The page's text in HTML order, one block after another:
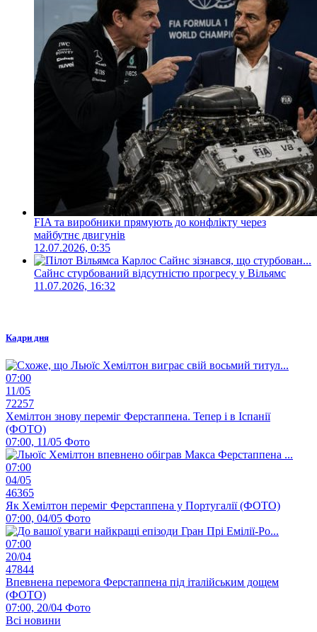
FIA та виробники прямують до конфлікту через
майбутнє двигунів
12.07.2026, 0:35
Сайнс стурбований відсутністю прогресу у Вільямс
11.07.2026, 16:32
Кадри дня
07:00
11/05
72257
Хемілтон знову переміг Ферстаппена. Тепер і в Іспанії
(ФОТО)
07:00, 11/05 Фото
07:00
04/05
46365
Як Хемілтон переміг Ферстаппена у Португалії (ФОТО)
07:00, 04/05 Фото
07:00
20/04
47844
Впевнена перемога Ферстаппена під італійським дощем
(ФОТО)
07:00, 20/04 Фото
Всі новини